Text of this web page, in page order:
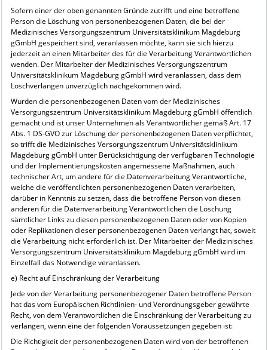
Sofern einer der oben genannten Gründe zutrifft und eine betroffene
Person die Löschung von personenbezogenen Daten, die bei der
Medizinisches Versorgungszentrum Universitätsklinikum Magdeburg
gGmbH gespeichert sind, veranlassen möchte, kann sie sich hierzu
jederzeit an einen Mitarbeiter des für die Verarbeitung Verantwortlichen
wenden. Der Mitarbeiter der Medizinisches Versorgungszentrum
Universitätsklinikum Magdeburg gGmbH wird veranlassen, dass dem
Löschverlangen unverzüglich nachgekommen wird.
Wurden die personenbezogenen Daten vom der Medizinisches
Versorgungszentrum Universitätsklinikum Magdeburg gGmbH öffentlich
gemacht und ist unser Unternehmen als Verantwortlicher gemäß Art. 17
Abs. 1 DS-GVO zur Löschung der personenbezogenen Daten verpflichtet,
so trifft die Medizinisches Versorgungszentrum Universitätsklinikum
Magdeburg gGmbH unter Berücksichtigung der verfügbaren Technologie
und der Implementierungskosten angemessene Maßnahmen, auch
technischer Art, um andere für die Datenverarbeitung Verantwortliche,
welche die veröffentlichten personenbezogenen Daten verarbeiten,
darüber in Kenntnis zu setzen, dass die betroffene Person von diesen
anderen für die Datenverarbeitung Verantwortlichen die Löschung
sämtlicher Links zu diesen personenbezogenen Daten oder von Kopien
oder Replikationen dieser personenbezogenen Daten verlangt hat, soweit
die Verarbeitung nicht erforderlich ist. Der Mitarbeiter der Medizinisches
Versorgungszentrum Universitätsklinikum Magdeburg gGmbH wird im
Einzelfall das Notwendige veranlassen.
e) Recht auf Einschränkung der Verarbeitung
Jede von der Verarbeitung personenbezogener Daten betroffene Person
hat das vom Europäischen Richtlinien- und Verordnungsgeber gewährte
Recht, von dem Verantwortlichen die Einschränkung der Verarbeitung zu
verlangen, wenn eine der folgenden Voraussetzungen gegeben ist:
Die Richtigkeit der personenbezogenen Daten wird von der betroffenen